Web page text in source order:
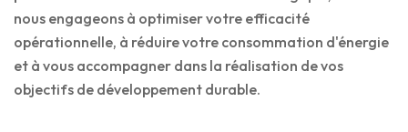
nous engageons à optimiser votre efficacité
opérationnelle, à réduire votre consommation d'énergie
et à vous accompagner dans la réalisation de vos
objectifs de développement durable.